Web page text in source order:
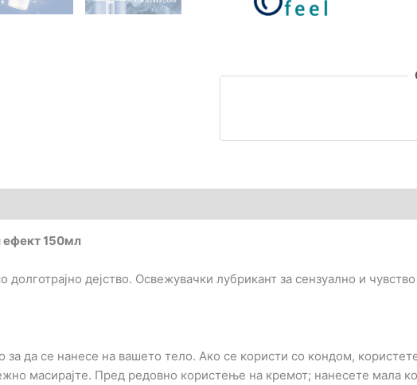
количина
ефект 150мл
долготрајно дејство. Освежувачки лубрикант за сензуално и
да се нанесе на вашето тело. Ако се користи со кондом,
масирајте. Пред редовно користење на кремот; нанесете мала